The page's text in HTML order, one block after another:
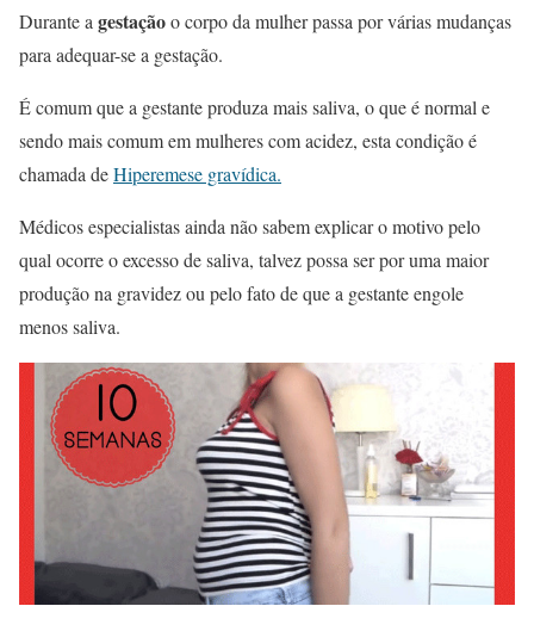
Durante agestaçãoo corpo da mulher passa por várias mudanças
para adequar-se a gestação.
É comum que a gestante produza mais saliva, o que é normal e
sendo mais comum em mulheres com acidez, esta condição é
chamada deHiperemese gravídica.
Médicos especialistas ainda não sabem explicar o motivo pelo
qual ocorre o excesso de saliva, talvez possa ser por uma maior
produção na gravidez ou pelo fato de que a gestante engole
menos saliva.